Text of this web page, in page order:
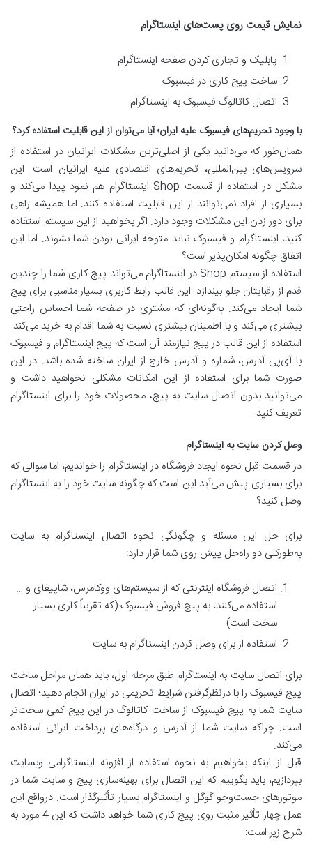
نمایش قیمت روی پست‌های اینستاگرام
پابلیک و تجاری کردن صفحه اینستاگرام
ساخت پیج کاری در فیسبوک
اتصال کاتالوگ فیسبوک به اینستاگرام
با وجود تحریم‌های فیسبوک علیه ایران؛ آیا می‌توان از این قابلیت استفاده کرد؟
همان‌طور که می‌دانید یکی از اصلی‌ترین مشکلات ایرانیان در استفاده از
سرویس‌های بین‌المللی، تحریم‌های اقتصادی علیه ایرانیان است. این
مشکل در استفاده از قسمت Shop اینستاگرام هم نمود پیدا می‌کند و
بسیاری از افراد نمی‌توانند از این قابلیت استفاده کنند. اما همیشه راهی
برای دور زدن این مشکلات وجود دارد. اگر بخواهید از این سیستم استفاده
کنید، اینستاگرام و فیسبوک نباید متوجه ایرانی بودن شما بشوند. اما این
اتفاق چگونه امکان‌پذیر است؟
استفاده از سیستم Shop در اینستاگرام می‌تواند پیج کاری شما را چندین
قدم از رقبایتان جلو بیندازد. این قالب رابط کاربری بسیار مناسبی برای پیج
شما ایجاد می‌کند. به‌گونه‌ای که مشتری در صفحه شما احساس راحتی
بیشتری می‌کند و با اطمینان بیشتری نسبت به شما اقدام به خرید می‌کند.
استفاده از این قالب در پیج نیازمند آن است که پیج اینستاگرام و فیسبوک
با آی‌پی آدرس، شماره و آدرس خارج از ایران ساخته شده باشد. در این
صورت شما برای استفاده از این امکانات مشکلی نخواهید داشت و
می‌توانید بدون اتصال سایت به پیج، محصولات خود را برای اینستاگرام
تعریف کنید.
وصل کردن سایت به اینستاگرام
در قسمت قبل نحوه ایجاد فروشگاه در اینستاگرام را خواندیم، اما سوالی که
برای بسیاری پیش می‌آید این است که چگونه سایت خود را به اینستاگرام
وصل کنید؟
برای حل این مسئله و چگونگی نحوه اتصال اینستاگرام به سایت
به‌طورکلی دو راه‌حل پیش روی شما قرار دارد:
اتصال فروشگاه اینترنتی که از سیستم‌های ووکامرس، شاپیفای و …
استفاده می‌کنند، به پیج فروش فیسبوک (که تقریباً کاری بسیار
سخت است)
استفاده از برای وصل کردن اینستاگرام به سایت
برای اتصال سایت به اینستاگرام طبق مرحله اول، باید همان مراحل ساخت
پیج فیسبوک را با درنظرگرفتن شرایط تحریمی در ایران انجام دهید؛ اتصال
سایت شما به پیج فیسبوک از ساخت کاتالوگ در این پیج کمی سخت‌تر
است. چراکه سایت شما از آدرس و درگاه‌های پرداخت ایرانی استفاده
می‌کند.
قبل از اینکه بخواهیم به نحوه استفاده از افزونه اینستاگرامی وبسایت
بپردازیم، باید بگوییم که این اتصال برای بهینه‌سازی پیج و سایت شما در
موتورهای جست‌وجو گوگل و اینستاگرام بسیار تأثیرگذار است. درواقع این
عمل چهار تأثیر مثبت روی پیج کاری شما خواهد داشت که این 4 مورد به
شرح زیر است: